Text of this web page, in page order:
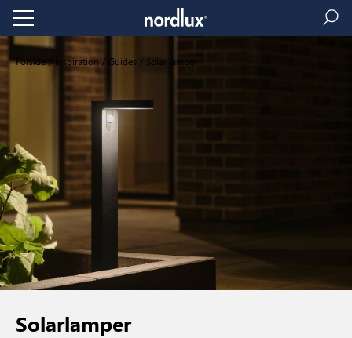
Forside Inspiration Guides Solar lampor
Solarlamper